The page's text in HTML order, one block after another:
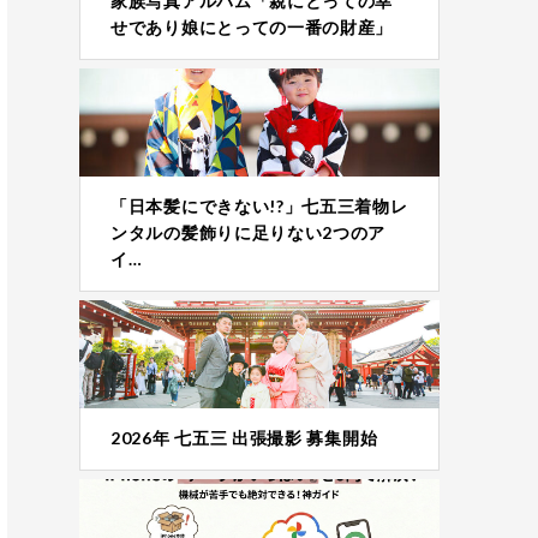
せであり娘にとっての一番の財産」
「日本髪にできない!?」七五三着物レ
ンタルの髪飾りに足りない2つのア
イ…
2026年 七五三 出張撮影 募集開始